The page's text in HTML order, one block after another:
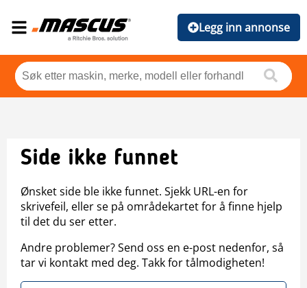
Legg inn annonse
Side ikke funnet
Ønsket side ble ikke funnet. Sjekk URL-en for
skrivefeil, eller se på områdekartet for å finne hjelp
til det du ser etter.
Andre problemer? Send oss en e-post nedenfor, så
tar vi kontakt med deg. Takk for tålmodigheten!